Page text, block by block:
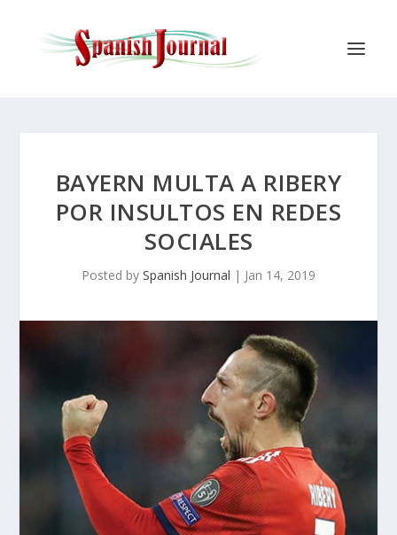
BAYERN MULTA A RIBERY
POR INSULTOS EN REDES
SOCIALES
Posted by Spanish Journal | Jan 14, 2019